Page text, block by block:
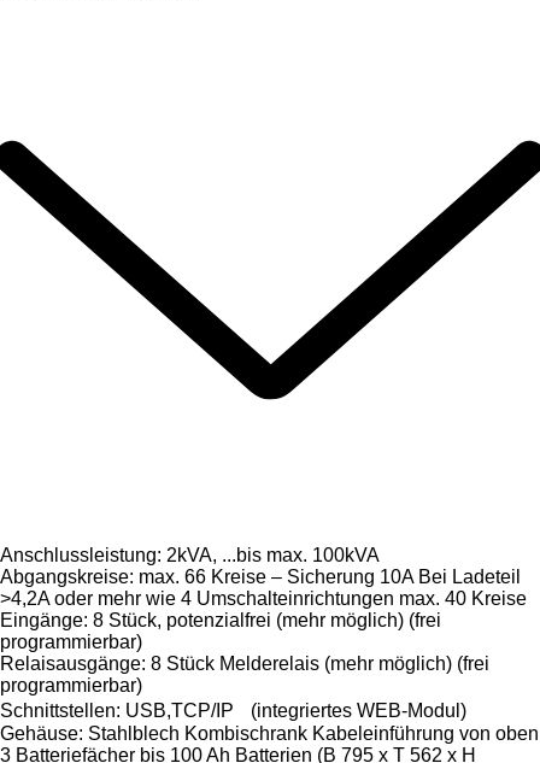
Anschlussleistung: 2kVA, ...bis max. 100kVA
Abgangskreise: max. 66 Kreise – Sicherung 10A Bei Ladeteil
>4,2A oder mehr wie 4 Umschalteinrichtungen max. 40 Kreise
Eingänge: 8 Stück, potenzialfrei (mehr möglich) (frei
programmierbar)
Relaisausgänge: 8 Stück Melderelais (mehr möglich) (frei
programmierbar)
Schnittstellen: USB,TCP/IP (integriertes WEB-Modul)
Gehäuse: Stahlblech Kombischrank Kabeleinführung von oben
3 Batteriefächer bis 100 Ah Batterien (B 795 x T 562 x H